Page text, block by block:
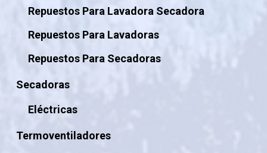
Repuestos Para Lavadora Secadora
Repuestos Para Lavadoras
Repuestos Para Secadoras
Secadoras
Eléctricas
Termoventiladores